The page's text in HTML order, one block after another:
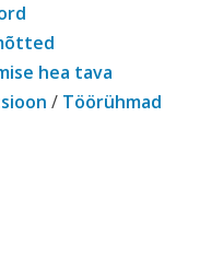
hea tava
/ Töörühmad